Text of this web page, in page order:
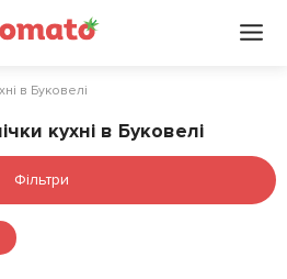
в Буковелі
кухні в Буковелі
Фільтри